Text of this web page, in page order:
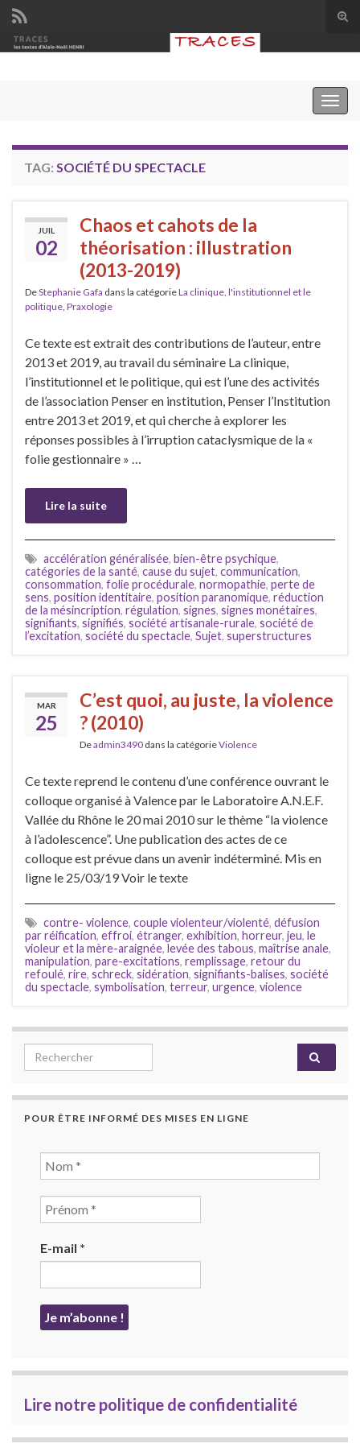
Search for:
TAG: SOCIÉTÉ DU SPECTACLE
JUIL
02
Chaos et cahots de la
théorisation : illustration
(2013-2019)
DeStephanie Gafa dans la catégorieLa clinique, l'institutionnel et le
politique Praxologie
Ce texte est extrait des contributions de l’auteur, entre
2013 et 2019, au travail du séminaire La clinique,
l’institutionnel et le politique, qui est l’une des activités
de l’association Penser en institution, Penser l’Institution
entre 2013 et 2019, et qui cherche à explorer les
réponses possibles à l’irruption cataclysmique de la «
folie gestionnaire » …
Lire la suite
accélération généralisée, bien-être psychique,
catégories de la santé, cause du sujet, communication,
consommation, folie procédurale, normopathie, perte de
sens, position identitaire, position paranomique, réduction
de la mésincription, régulation, signes, signes monétaires,
signifiants, signifiés, société artisanale-rurale, société de
l’excitation, société du spectacle, Sujet, superstructures
MAR
25
C’est quoi, au juste, la violence
? (2010)
Deadmin3490 dans la catégorieViolence
Ce texte reprend le contenu d’une conférence ouvrant le
colloque organisé à Valence par le Laboratoire A.N.E.F.
Vallée du Rhône le 20 mai 2010 sur le thème “la violence
à l’adolescence”. Une publication des actes de ce
colloque est prévue dans un avenir indéterminé. Mis en
ligne le 25/03/19 Voir le texte
contre- violence, couple violenteur/violenté, défusion
par réification, effroi, étranger, exhibition, horreur, jeu, le
violeur et la mère-araignée, levée des tabous, maîtrise anale,
manipulation, pare-excitations, remplissage, retour du
refoulé, rire, schreck, sidération, signifiants-balises, société
du spectacle, symbolisation, terreur, urgence, violence
Search for:
POUR ÊTRE INFORMÉ DES MISES EN LIGNE
E-mail *
Lire notre politique de confidentialité